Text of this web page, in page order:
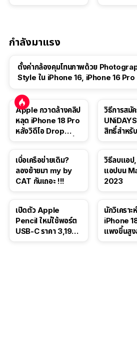
กำลังมาแรง
ตั้งค่ากล้องคุมโทนภาพด้วย
Style ใน iPhone 16, iPhone 16 Pro
Apple กวาดล้างคลิป
หลุด iPhone 18 Pro
หลังวิดีโอ Drop
วิธีการสมั
สิทธิ์สำหรั
เบื่อเครือข่ายเดิม?
ลองย้ายมา my by
CAT กันเถอะ !!!
วิธีลบแอป
แอปบน
2023
เปิดตัว Apple
Pencil ใหม่ใช้พอร์ต
USB-C ราคา 3,190
นักวิเคราะ
iPhone
แพงขึ้นสู